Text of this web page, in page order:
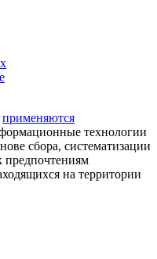
применяются
технологии
сбора, систематизации
предпочтениям
на территории